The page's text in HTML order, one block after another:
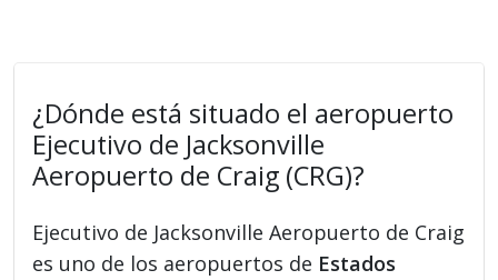
¿Dónde está situado el aeropuerto
Ejecutivo de Jacksonville
Aeropuerto de Craig (CRG)?
Ejecutivo de Jacksonville Aeropuerto de Craig
es uno de los aeropuertos de Estados